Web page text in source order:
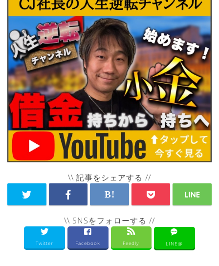
\\ 記事をシェアする //
\\ SNSをフォローする //
Twitter Facebook Feedly LINE@